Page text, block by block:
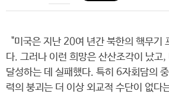
"미국은 지난 20여 년간 북한의 핵무기
다. 그러나 이런 희망은 산산조각이 났고
달성하는 데 실패했다. 특히 6자회담의
력의 붕괴는 더 이상 외교적 수단이 없다